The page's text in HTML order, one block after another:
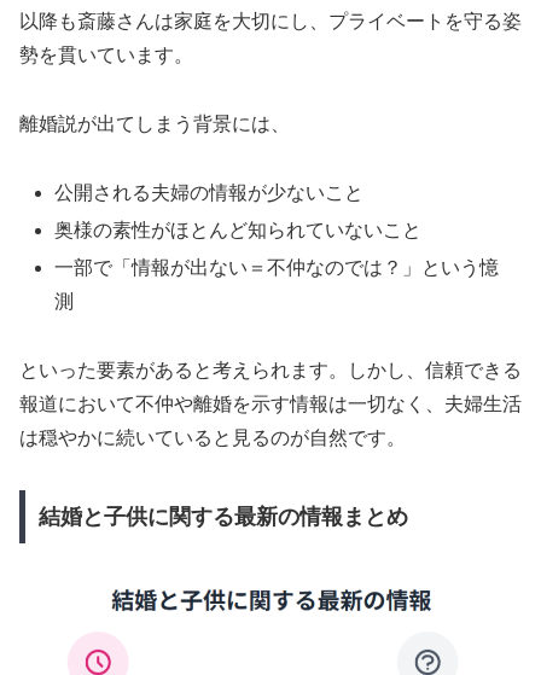
以降も斎藤さんは家庭を大切にし、プライベートを守る姿
勢を貫いています。
離婚説が出てしまう背景には、
公開される夫婦の情報が少ないこと
奥様の素性がほとんど知られていないこと
一部で「情報が出ない＝不仲なのでは？」という憶
測
といった要素があると考えられます。しかし、信頼できる
報道において不仲や離婚を示す情報は一切なく、夫婦生活
は穏やかに続いていると見るのが自然です。
結婚と子供に関する最新の情報まとめ